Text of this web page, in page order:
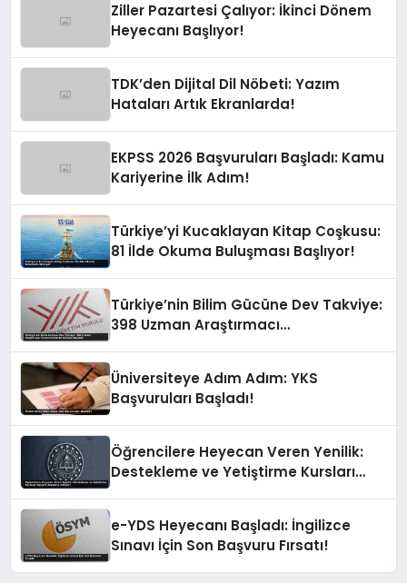
Ziller Pazartesi Çalıyor: İkinci Dönem
Heyecanı Başlıyor!
TDK’den Dijital Dil Nöbeti: Yazım
Hataları Artık Ekranlarda!
EKPSS 2026 Başvuruları Başladı: Kamu
Kariyerine İlk Adım!
Türkiye’yi Kucaklayan Kitap Coşkusu:
81 İlde Okuma Buluşması Başlıyor!
Türkiye’nin Bilim Gücüne Dev Takviye:
398 Uzman Araştırmacı
Üniversiteye Adım Adım: YKS
Başvuruları Başladı!
Öğrencilere Heyecan Veren Yenilik:
Destekleme ve Yetiştirme Kursları
e-YDS Heyecanı Başladı: İngilizce
Sınavı İçin Son Başvuru Fırsatı!